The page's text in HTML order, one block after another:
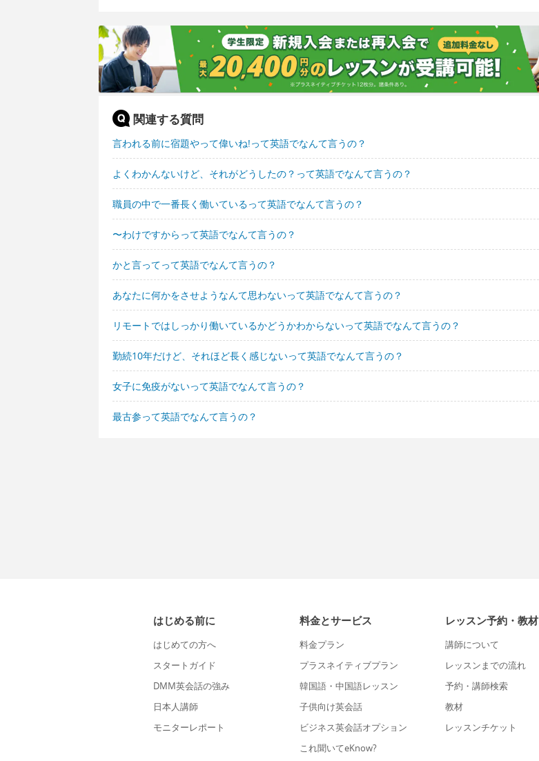
関連する質問
言われる前に宿題やって偉いね!って英語でなんて言うの？
よくわかんないけど、それがどうしたの？って英語でなんて言うの？
職員の中で一番長く働いているって英語でなんて言うの？
〜わけですからって英語でなんて言うの？
かと言ってって英語でなんて言うの？
あなたに何かをさせようなんて思わないって英語でなんて言うの？
リモートではしっかり働いているかどうかわからないって英語でなんて言うの？
勤続10年だけど、それほど長く感じないって英語でなんて言うの？
女子に免疫がないって英語でなんて言うの？
最古参って英語でなんて言うの？
はじめる前に
はじめての方へ
スタートガイド
DMM英会話の強み
日本人講師
モニターレポート
料金とサービス
料金プラン
プラスネイティブプラン
韓国語・中国語レッスン
子供向け英会話
ビジネス英会話オプション
これ聞いてeKnow?
レッスン予約・教材
講師について
レッスンまでの流れ
予約・講師検索
教材
レッスンチケット